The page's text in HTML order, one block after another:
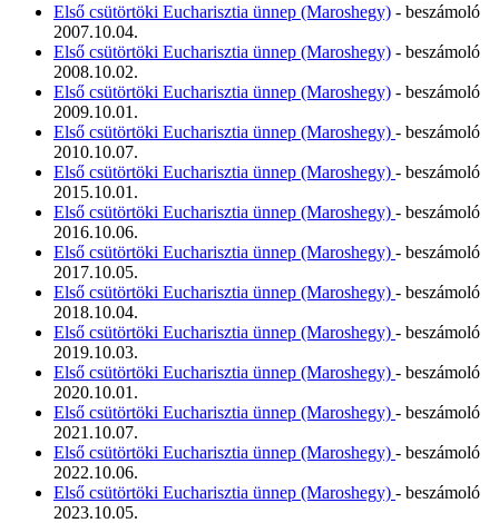
Első csütörtöki Eucharisztia ünnep (Maroshegy) - beszámoló
2007.10.04.
Első csütörtöki Eucharisztia ünnep (Maroshegy) - beszámoló
2008.10.02.
Első csütörtöki Eucharisztia ünnep (Maroshegy) - beszámoló
2009.10.01.
Első csütörtöki Eucharisztia ünnep (Maroshegy) - beszámoló
2010.10.07.
Első csütörtöki Eucharisztia ünnep (Maroshegy) - beszámoló
2015.10.01.
Első csütörtöki Eucharisztia ünnep (Maroshegy) - beszámoló
2016.10.06.
Első csütörtöki Eucharisztia ünnep (Maroshegy) - beszámoló
2017.10.05.
Első csütörtöki Eucharisztia ünnep (Maroshegy) - beszámoló
2018.10.04.
Első csütörtöki Eucharisztia ünnep (Maroshegy) - beszámoló
2019.10.03.
Első csütörtöki Eucharisztia ünnep (Maroshegy) - beszámoló
2020.10.01.
Első csütörtöki Eucharisztia ünnep (Maroshegy) - beszámoló
2021.10.07.
Első csütörtöki Eucharisztia ünnep (Maroshegy) - beszámoló
2022.10.06.
Első csütörtöki Eucharisztia ünnep (Maroshegy) - beszámoló
2023.10.05.